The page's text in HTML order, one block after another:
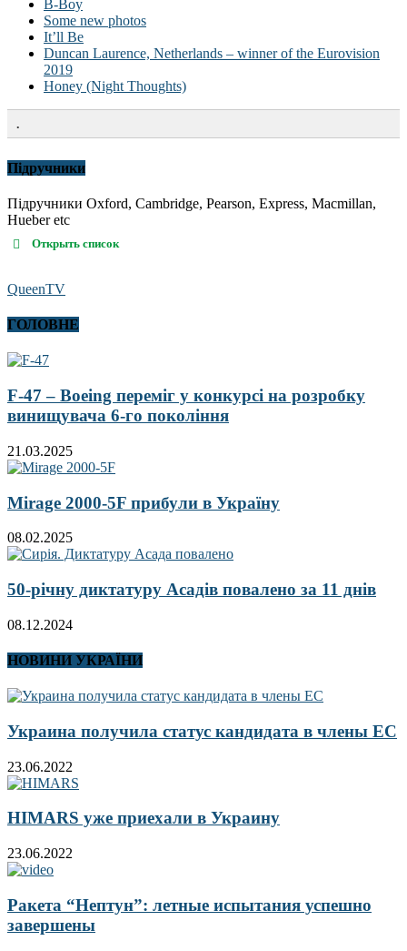
B-Boy
Some new photos
It’ll Be
Duncan Laurence, Netherlands – winner of the Eurovision
2019
Honey (Night Thoughts)
.
Підручники
Підручники Oxford, Cambridge, Pearson, Express, Macmillan,
Hueber etc
Открыть список
QueenTV
ГОЛОВНЕ
F-47 – Boeing переміг у конкурсі на розробку
винищувача 6-го покоління
21.03.2025
Mirage 2000-5F прибули в Україну
08.02.2025
50-річну диктатуру Асадів повалено за 11 днів
08.12.2024
НОВИНИ УКРАЇНИ
Украина получила статус кандидата в члены ЕС
23.06.2022
HIMARS уже приехали в Украину
23.06.2022
Ракета “Нептун”: летные испытания успешно
завершены